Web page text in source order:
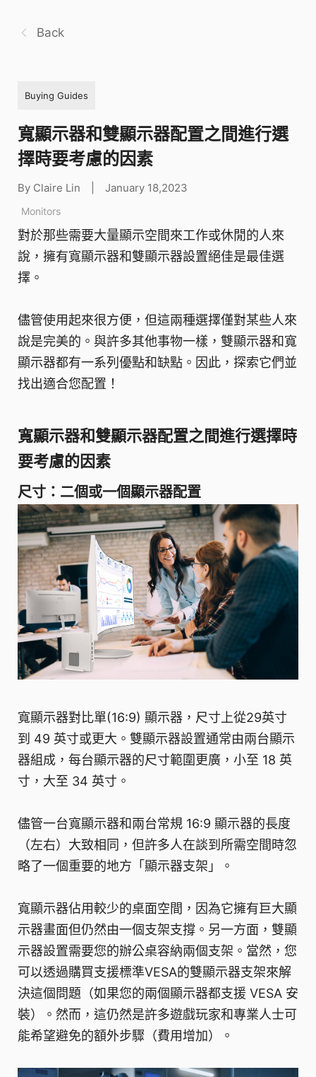
Back
Buying Guides
寬顯示器和雙顯示器配置之間進行選
擇時要考慮的因素
By Claire Lin January 18,2023
Monitors
對於那些需要大量顯示空間來工作或休閒的人來
說，擁有寬顯示器和雙顯示器設置絕佳是最佳選
擇。
儘管使用起來很方便，但這兩種選擇僅對某些人來
說是完美的。與許多其他事物一樣，雙顯示器和寬
顯示器都有一系列優點和缺點。因此，探索它們並
找出適合您配置！
寬顯示器和雙顯示器配置之間進行選擇時
要考慮的因素
尺寸：二個或一個顯示器配置
寬顯示器對比單(16:9) 顯示器，尺寸上從29英寸
到 49 英寸或更大。雙顯示器設置通常由兩台顯示
器組成，每台顯示器的尺寸範圍更廣，小至 18 英
寸，大至 34 英寸。
儘管一台寬顯示器和兩台常規 16:9 顯示器的長度
（左右）大致相同，但許多人在談到所需空間時忽
略了一個重要的地方「顯示器支架」。
寬顯示器佔用較少的桌面空間，因為它擁有巨大顯
示器畫面但仍然由一個支架支撐。另一方面，雙顯
示器設置需要您的辦公桌容納兩個支架。當然，您
可以透過購買支援標準VESA的雙顯示器支架來解
決這個問題（如果您的兩個顯示器都支援 VESA 安
裝）。然而，這仍然是許多遊戲玩家和專業人士可
能希望避免的額外步驟（費用增加）。